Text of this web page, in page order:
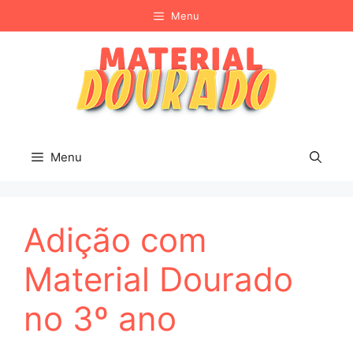
para
Menu
Menu
Adição com
Material Dourado
no 3º ano